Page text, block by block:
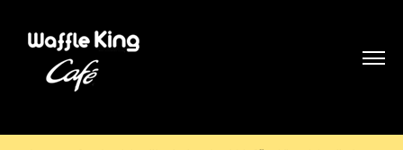
WAFFLE KİNG BODRUM
Treat yourself like royality